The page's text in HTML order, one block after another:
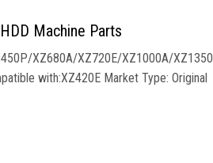
Machine Parts
XZ680A/XZ720E/XZ1000A/XZ1350
with:XZ420E Market Type:Original